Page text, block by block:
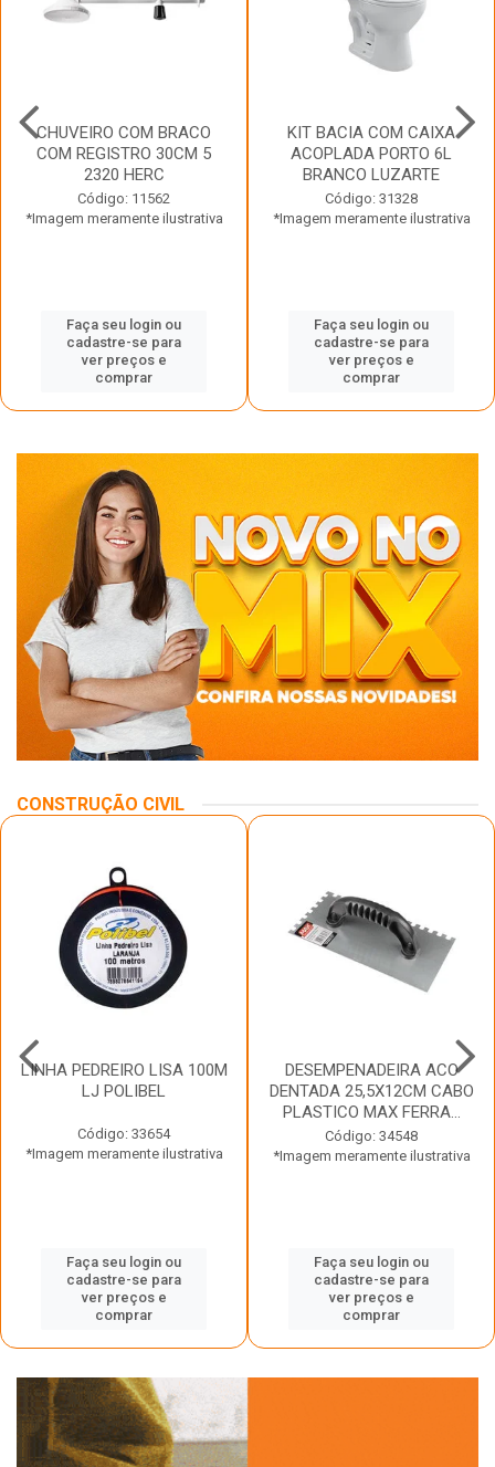
CHUVEIRO COM BRACO
COM REGISTRO 30CM 5
2320 HERC
Código: 11562
*Imagem meramente ilustrativa
Faça seu login ou
cadastre-se para
ver preços e
comprar
KIT BACIA COM CAIXA
ACOPLADA PORTO 6L
BRANCO LUZARTE
Código: 31328
*Imagem meramente ilustrativa
Faça seu login ou
cadastre-se para
ver preços e
comprar
CONSTRUÇÃO CIVIL
LINHA PEDREIRO LISA 100M
LJ POLIBEL
Código: 33654
*Imagem meramente ilustrativa
Faça seu login ou
cadastre-se para
ver preços e
comprar
DESEMPENADEIRA ACO
DENTADA 25,5X12CM CABO
PLASTICO MAX FERRA...
Código: 34548
*Imagem meramente ilustrativa
Faça seu login ou
cadastre-se para
ver preços e
comprar